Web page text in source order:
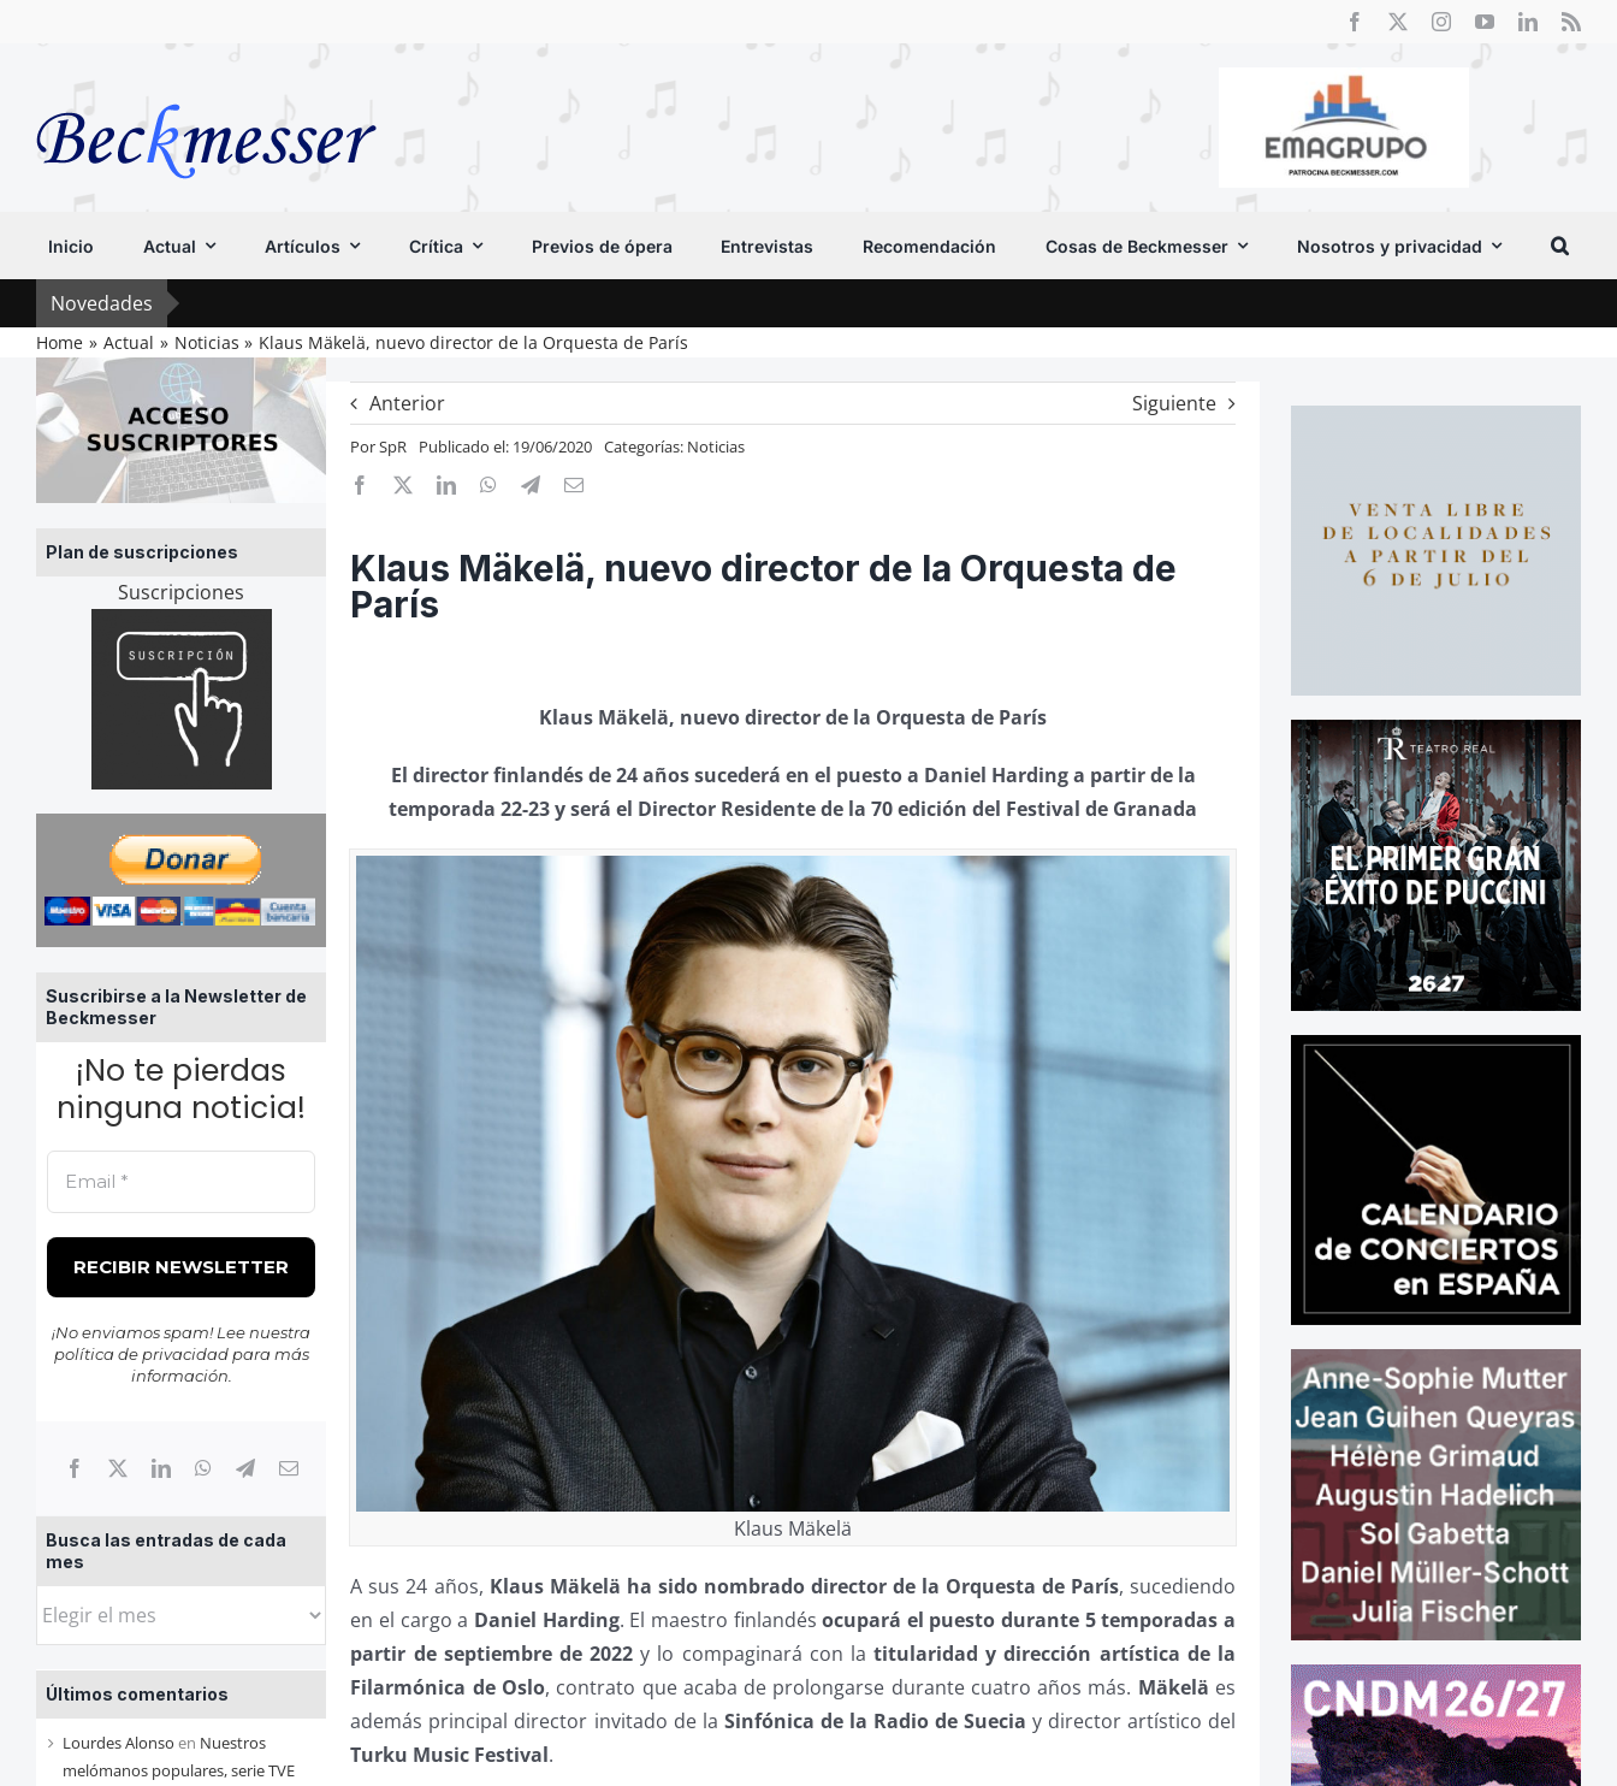
Inicio Actual Artículos Crítica Previos de ópera Entrevistas Recomendación Cosas de Beckmesser Nosotros y privacidad
Novedades
Home Actual Noticias Klaus Mäkelä, nuevo director de la Orquesta de París
Plan de suscripciones
Suscripciones
Suscribirse a la Newsletter de
Beckmesser
¡No te pierdas
ninguna noticia!
¡No enviamos spam! Lee nuestra
política de privacidadpara más
información.
Busca las entradas de cada
mes
Busca
entradas
de
cada
mes
Últimos comentarios
Lourdes Alonso en Nuestros
melómanos populares, serie TVE
Anterior Siguiente
PorSpR Publicado el: 19/06/2020 Categorías: Noticias
Klaus Mäkelä, nuevo director de la Orquesta de
París
Klaus Mäkelä, nuevo director de la Orquesta de París
El director finlandés de 24 años sucederá en el puesto a Daniel Harding a partir de la
temporada 22-23 y será el Director Residente de la 70 edición del Festival de Granada
Klaus Mäkelä
A sus 24 años, Klaus Mäkelä ha sido nombrado director de la Orquesta de París, sucediendo
en el cargo a Daniel Harding. El maestro finlandésocupará el puesto durante 5 temporadas a
partir de septiembre de 2022 y lo compaginará con latitularidad y dirección artística de la
Filarmónica de Oslo, contrato que acaba de prolongarse durante cuatro años más. Mäkelä es
además principal director invitado de la Sinfónica de la Radio de Suecia y director artístico del
Turku Music Festival.